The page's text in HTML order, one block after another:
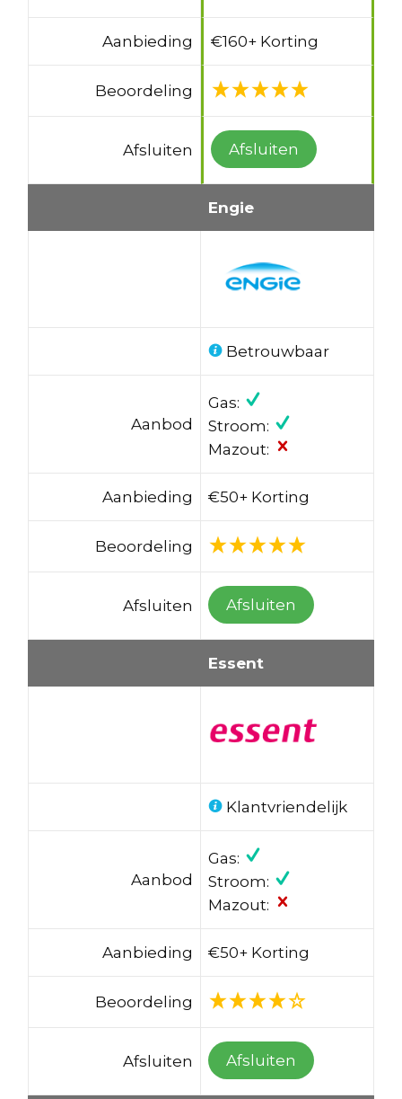
Aanbieding €160+ Korting
Beoordeling
Afsluiten Afsluiten
Engie
Betrouwbaar
Aanbod
Gas:
Stroom:
Mazout:
Aanbieding €50+ Korting
Beoordeling
Afsluiten Afsluiten
Essent
Klantvriendelijk
Aanbod
Gas:
Stroom:
Mazout:
Aanbieding €50+ Korting
Beoordeling
Afsluiten Afsluiten